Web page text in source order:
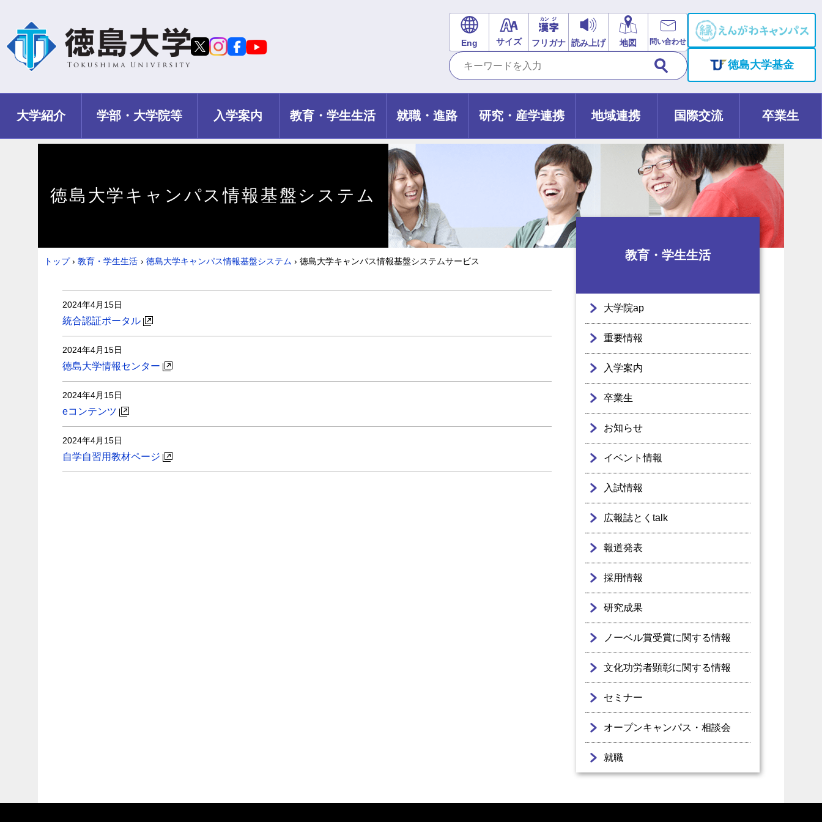
Eng サイズ フリガナ 読み上げ 地図 問い合わせ
徳島大学基金
大学紹介 学部・大学院等 入学案内 教育・学生生活 就職・進路 研究・産学連携 地域連携 国際交流 卒業生
徳島大学キャンパス情報基盤システム
トップ › 教育・学生生活 › 徳島大学キャンパス情報基盤システム › 徳島大学キャンパス情報基盤システムサービス
2024年4月15日
統合認証ポータル
2024年4月15日
徳島大学情報センター
2024年4月15日
eコンテンツ
2024年4月15日
自学自習用教材ページ
教育・学生生活
大学院ap
重要情報
入学案内
卒業生
お知らせ
イベント情報
入試情報
広報誌とくtalk
報道発表
採用情報
研究成果
ノーベル賞受賞に関する情報
文化功労者顕彰に関する情報
セミナー
オープンキャンパス・相談会
就職